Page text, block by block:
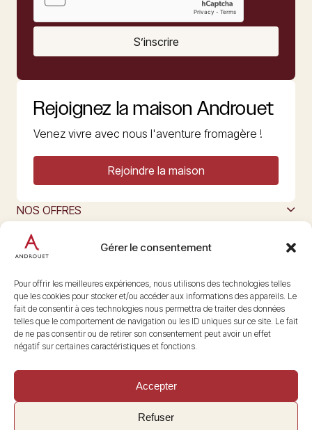
Gérer le consentement
Pour offrir les meilleures expériences, nous utilisons des technologies telles
que les cookies pour stocker et/ou accéder aux informations des appareils. Le
fait de consentir à ces technologies nous permettra de traiter des données
telles que le comportement de navigation ou les ID uniques sur ce site. Le fait
de ne pas consentir ou de retirer son consentement peut avoir un effet
négatif sur certaines caractéristiques et fonctions.
Accepter
Refuser
S’inscrire
Rejoignez la maison Androuet
Venez vivre avec nous l'aventure fromagère !
Rejoindre la maison
NOS OFFRES
L’ART DU FROMAGE
Nous suivre
@maisonandrouet
Copyright © 2026 Androuet
Site parMake the Grade